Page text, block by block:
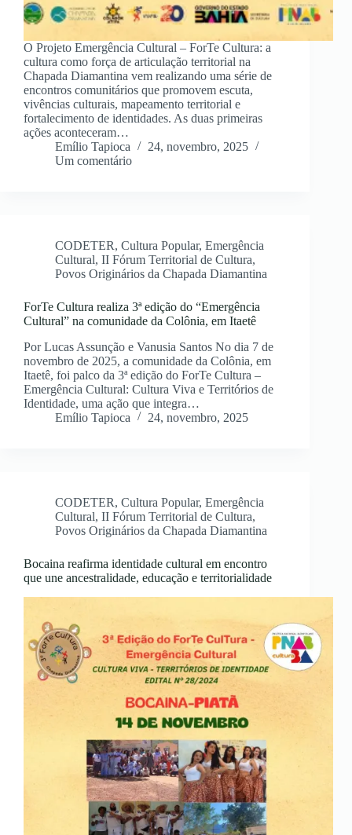
O Projeto Emergência Cultural – ForTe Cultura: a
cultura como força de articulação territorial na
Chapada Diamantina vem realizando uma série de
encontros comunitários que promovem escuta,
vivências culturais, mapeamento territorial e
fortalecimento de identidades. As duas primeiras
ações aconteceram…
Emílio Tapioca
24, novembro, 2025
Um comentário
CODETER, Cultura Popular, Emergência
Cultural, II Fórum Territorial de Cultura,
Povos Originários da Chapada Diamantina
ForTe Cultura realiza 3ª edição do “Emergência
Cultural” na comunidade da Colônia, em Itaetê
Por Lucas Assunção e Vanusia Santos No dia 7 de
novembro de 2025, a comunidade da Colônia, em
Itaetê, foi palco da 3ª edição do ForTe Cultura –
Emergência Cultural: Cultura Viva e Territórios de
Identidade, uma ação que integra…
Emílio Tapioca
24, novembro, 2025
CODETER, Cultura Popular, Emergência
Cultural, II Fórum Territorial de Cultura,
Povos Originários da Chapada Diamantina
Bocaina reafirma identidade cultural em encontro
que une ancestralidade, educação e territorialidade